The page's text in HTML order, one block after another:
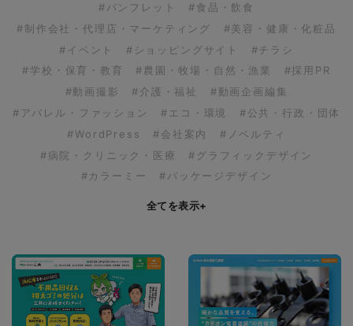
#パンフレット
#食品・飲食
#制作会社・代理店・マーケティング
#美容・健康・化粧品
#イベント
#ショッピングサイト
#チラシ
#学校・保育・教育
#農園・牧場・自然・漁業
#採用PR
#動画撮影
#介護・福祉
#動画企画編集
#アパレル・ファッション
#エコ・環境
#公共・行政・団体
#WordPress
#会社案内
#ノベルティ
#病院・クリニック・医療
#グラフィックデザイン
#カラーミー
#パッケージデザイン
全てを表示+